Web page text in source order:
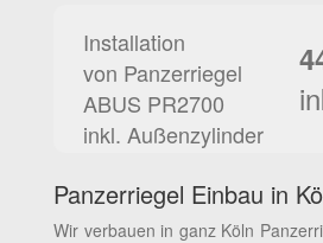
Installation
von Panzerriegel
ABUS PR2700
inkl. Außenzylinder
Panzerriegel Einbau in
Wir verbauen in ganz Köln